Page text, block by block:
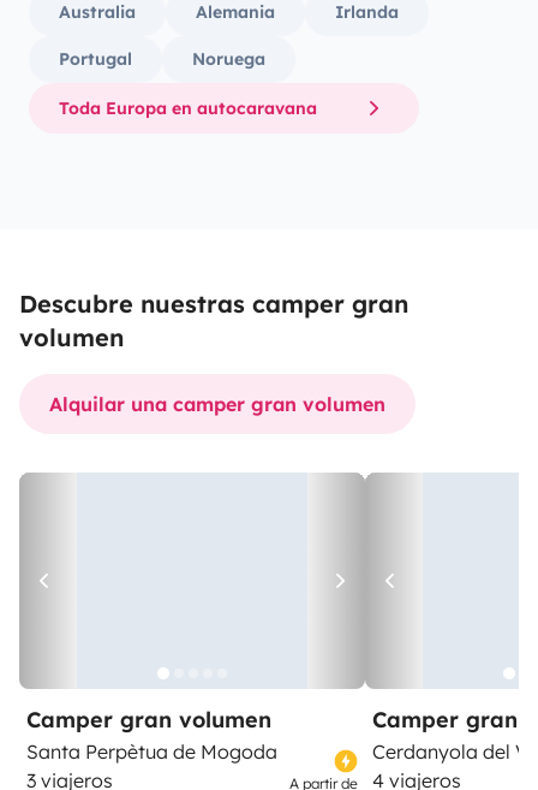
Australia Alemania Irlanda
Portugal Noruega
Toda Europa en autocaravana
Descubre nuestras camper gran
volumen
Alquilar una camper gran volumen
Camper gran volumen
Santa Perpètua de Mogoda
3 viajeros
A partir de
Camper gran
Cerdanyola del
4 viajeros